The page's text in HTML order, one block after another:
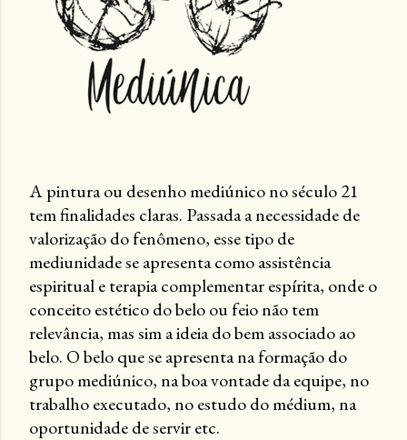
A pintura ou desenho mediúnico no século 21
tem finalidades claras. Passada a necessidade de
valorização do fenômeno, esse tipo de
mediunidade se apresenta como assistência
espiritual e terapia complementar espírita, onde o
conceito estético do belo ou feio não tem
relevância, mas sim a ideia do bem associado ao
belo. O belo que se apresenta na formação do
grupo mediúnico, na boa vontade da equipe, no
trabalho executado, no estudo do médium, na
oportunidade de servir etc.